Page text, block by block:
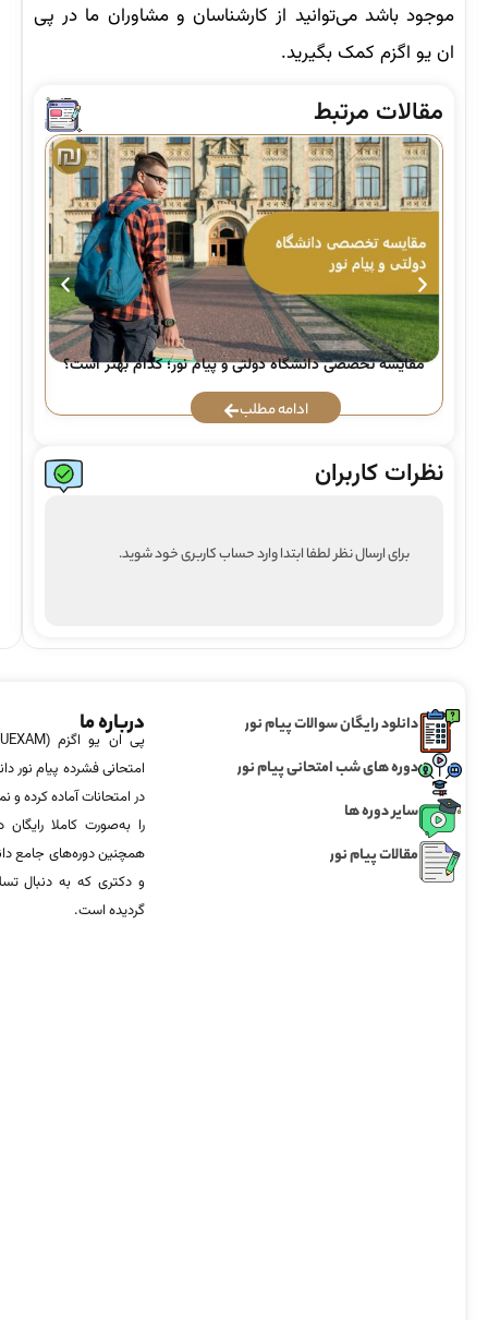
موجود باشد می‌توانید از کارشناسان و مشاوران ما در پی
ان یو اگزم کمک بگیرید.
مقالات مرتبط
مقایسه تخصصی دانشگاه دولتی و پیام نور؛ کدام بهتر است؟
ادامه مطلب
نظرات کاربران
برای ارسال نظر لطفا ابتدا وارد حساب کاربری خود شوید.
دانلود رایگان سوالات پیام نور
دوره های شب امتحانی پیام نور
سایر دوره ها
مقالات پیام نور
درباره ما
امتحانی فشرده پیام نور
در امتحانات آماده‌ کرده
را به‌صورت کاملا
همچنین دوره‌های جامع
و دکتری که به دنبال
گردیده است.